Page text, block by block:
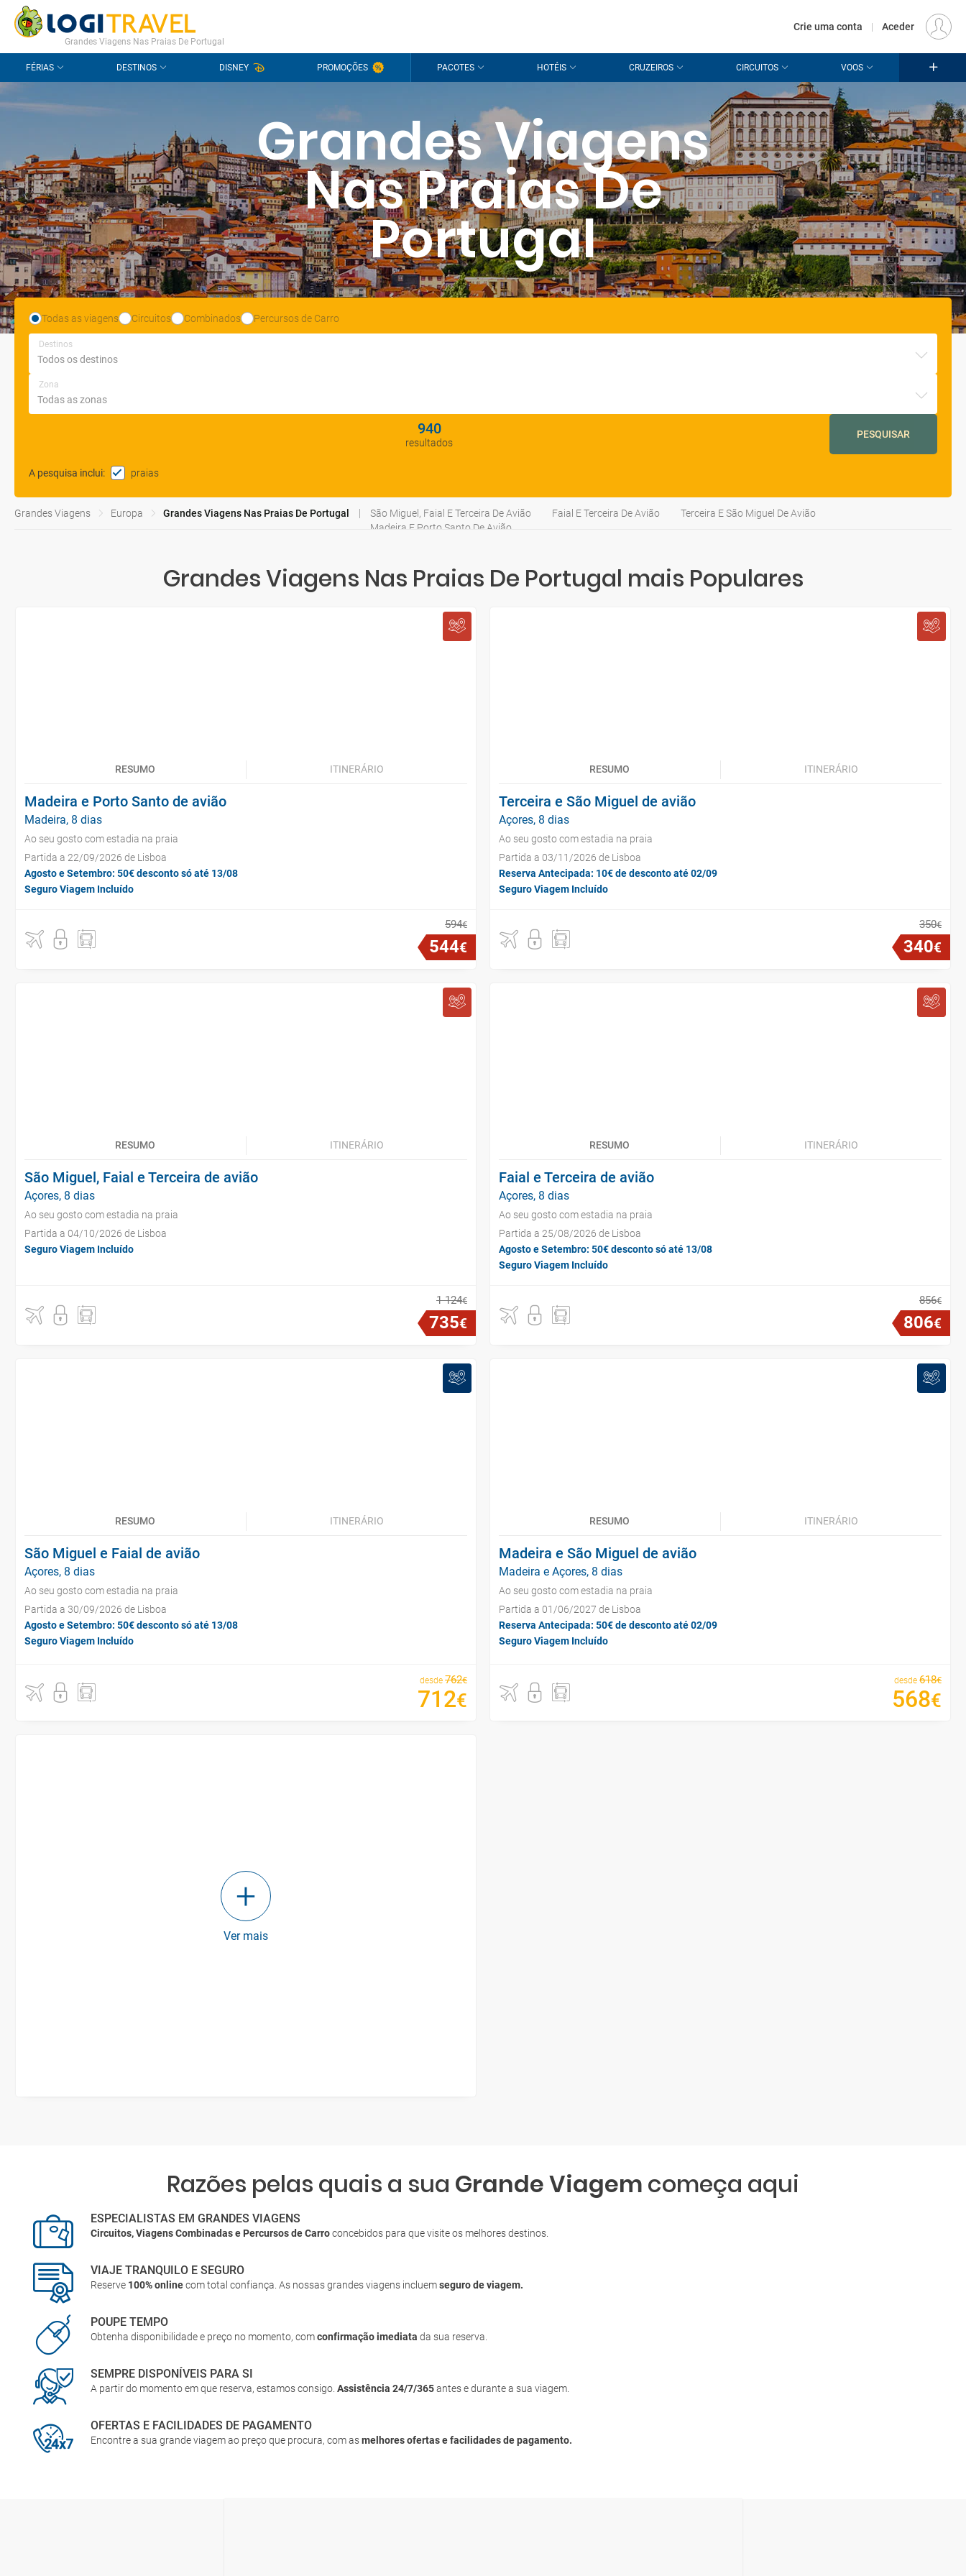
CONTACTO PERGUNTAS FREQUENTES EUR
Grandes Viagens Nas Praias De Portugal
Crie uma conta | Aceder
FÉRIAS DESTINOS DISNEY PROMOÇÕES PACOTES HOTÉIS CRUZEIROS CIRCUITOS VOOS
Grandes Viagens
Nas Praias De
Portugal
Todas as viagens Circuitos Combinados Percursos de Carro
Destinos
Zona
940
resultados
PESQUISAR
A pesquisa inclui: praias
Grandes Viagens Europa Grandes Viagens Nas Praias De Portugal São Miguel, Faial E Terceira De Avião Faial E Terceira De Avião
Terceira E São Miguel De Avião
Madeira E Porto Santo De Avião
Grandes Viagens Nas Praias De Portugal mais Populares
RESUMO ITINERÁRIO
Madeira e Porto Santo de avião
Madeira, 8 dias
Ao seu gosto com estadia na praia
Partida a 22/09/2026 de Lisboa
Agosto e Setembro: 50€ desconto só até 13/08
Seguro Viagem Incluído
594€
544€
RESUMO ITINERÁRIO
Terceira e São Miguel de avião
Açores, 8 dias
Ao seu gosto com estadia na praia
Partida a 03/11/2026 de Lisboa
Reserva Antecipada: 10€ de desconto até 02/09
Seguro Viagem Incluído
350€
340€
RESUMO ITINERÁRIO
São Miguel, Faial e Terceira de avião
Açores, 8 dias
Ao seu gosto com estadia na praia
Partida a 04/10/2026 de Lisboa
Seguro Viagem Incluído
1 124€
735€
RESUMO ITINERÁRIO
Faial e Terceira de avião
Açores, 8 dias
Ao seu gosto com estadia na praia
Partida a 25/08/2026 de Lisboa
Agosto e Setembro: 50€ desconto só até 13/08
Seguro Viagem Incluído
856€
806€
RESUMO ITINERÁRIO
São Miguel e Faial de avião
Açores, 8 dias
Ao seu gosto com estadia na praia
Partida a 30/09/2026 de Lisboa
Agosto e Setembro: 50€ desconto só até 13/08
Seguro Viagem Incluído
desde 762€
712€
RESUMO ITINERÁRIO
Madeira e São Miguel de avião
Madeira e Açores, 8 dias
Ao seu gosto com estadia na praia
Partida a 01/06/2027 de Lisboa
Reserva Antecipada: 50€ de desconto até 02/09
Seguro Viagem Incluído
desde 618€
568€
Ver mais
Razões pelas quais a sua Grande Viagem começa aqui
ESPECIALISTAS EM GRANDES VIAGENS
Circuitos, Viagens Combinadas e Percursos de Carroconcebidos para que visite os melhores destinos.
VIAJE TRANQUILO E SEGURO
Reserve 100% onlinecom total confiança. As nossas grandes viagens incluemseguro de viagem.
POUPE TEMPO
Obtenha disponibilidade e preço no momento, comconfirmação imediata da sua reserva.
SEMPRE DISPONÍVEIS PARA SI
A partir do momento em que reserva, estamos consigo.Assistência 24/7/365antes e durante a sua viagem.
OFERTAS E FACILIDADES DE PAGAMENTO
Encontre a sua grande viagem ao preço que procura, com asmelhores ofertas e facilidades de pagamento.